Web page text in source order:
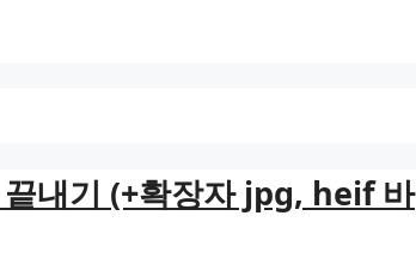
내기 (+확장자 jpg, heif 바